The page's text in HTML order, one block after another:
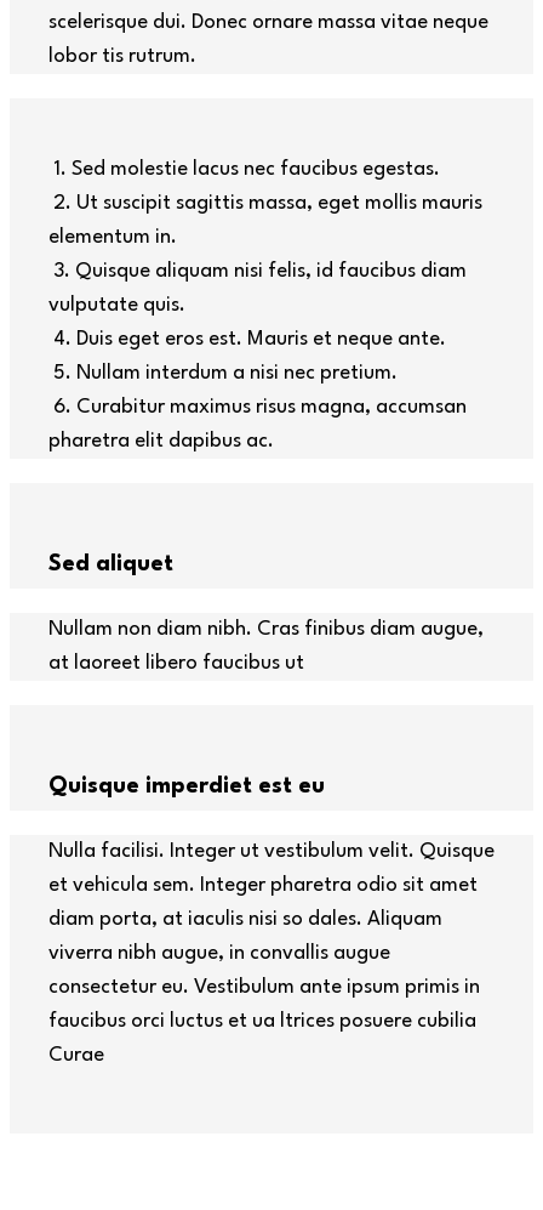
scelerisque dui. Donec ornare massa vitae neque
lobor tis rutrum.
1. Sed molestie lacus nec faucibus egestas.
2. Ut suscipit sagittis massa, eget mollis mauris
elementum in.
3. Quisque aliquam nisi felis, id faucibus diam
vulputate quis.
4. Duis eget eros est. Mauris et neque ante.
5. Nullam interdum a nisi nec pretium.
6. Curabitur maximus risus magna, accumsan
pharetra elit dapibus ac.
Sed aliquet
Nullam non diam nibh. Cras finibus diam augue,
at laoreet libero faucibus ut
Quisque imperdiet est eu
Nulla facilisi. Integer ut vestibulum velit. Quisque
et vehicula sem. Integer pharetra odio sit amet
diam porta, at iaculis nisi so dales. Aliquam
viverra nibh augue, in convallis augue
consectetur eu. Vestibulum ante ipsum primis in
faucibus orci luctus et ua ltrices posuere cubilia
Curae